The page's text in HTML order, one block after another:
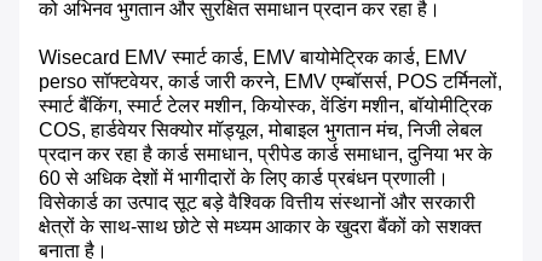
को अभिनव भुगतान और सुरक्षित समाधान प्रदान कर रहा है।
Wisecard EMV स्मार्ट कार्ड, EMV बायोमेट्रिक कार्ड, EMV
perso सॉफ्टवेयर, कार्ड जारी करने, EMV एम्बॉसर्स, POS टर्मिनलों,
स्मार्ट बैंकिंग, स्मार्ट टेलर मशीन, कियोस्क, वेंडिंग मशीन, बॉयोमीट्रिक
COS, हार्डवेयर सिक्योर मॉड्यूल, मोबाइल भुगतान मंच, निजी लेबल
प्रदान कर रहा है कार्ड समाधान, प्रीपेड कार्ड समाधान, दुनिया भर के
60 से अधिक देशों में भागीदारों के लिए कार्ड प्रबंधन प्रणाली।
विसेकार्ड का उत्पाद सूट बड़े वैश्विक वित्तीय संस्थानों और सरकारी
क्षेत्रों के साथ-साथ छोटे से मध्यम आकार के खुदरा बैंकों को सशक्त
बनाता है।